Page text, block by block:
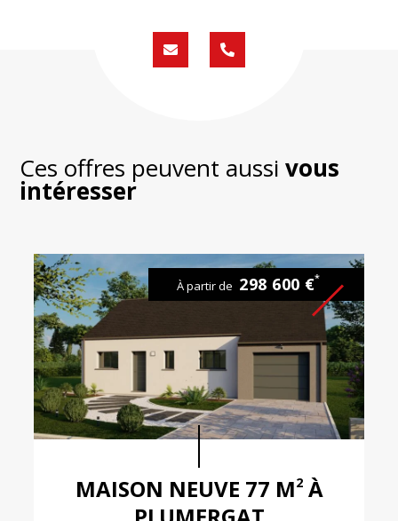
Formulaire
de
02
59
Ces offres peuvent aussivous
intéresser
MAISON NEUVE 77 M2À
À partir de 298 600 €*